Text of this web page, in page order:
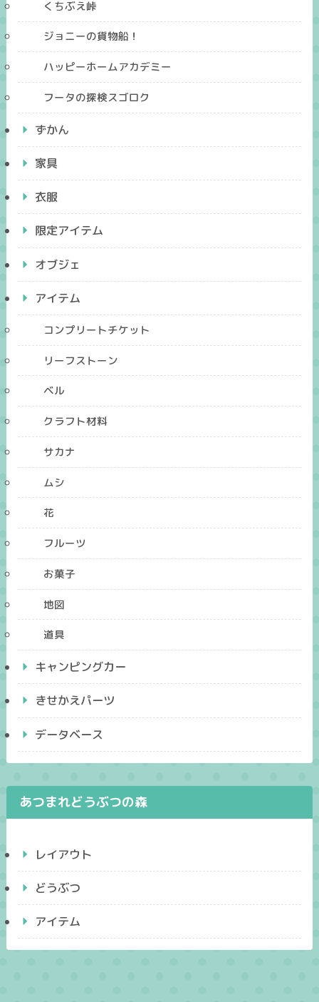
くちぶえ峠
ジョニーの貨物船！
ハッピーホームアカデミー
フータの探検スゴロク
ずかん
家具
衣服
限定アイテム
オブジェ
アイテム
コンプリートチケット
リーフストーン
ベル
クラフト材料
サカナ
ムシ
花
フルーツ
お菓子
地図
道具
キャンピングカー
きせかえパーツ
データベース
あつまれどうぶつの森
レイアウト
どうぶつ
アイテム